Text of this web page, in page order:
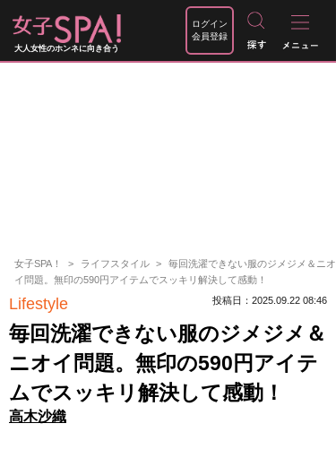
大人女性のホンネに向き合う
ログイン
会員登録
女子SPA！ ライフスタイル
毎回洗濯できない服のジメジメ＆ニオ
イ問題。無印の590円アイテムでスッキリ解決して感動！
Lifestyle 投稿日：2025.09.22 08:46
毎回洗濯できない服のジメジメ＆
ニオイ問題。無印の590円アイテ
ムでスッキリ解決して感動！
高木沙織